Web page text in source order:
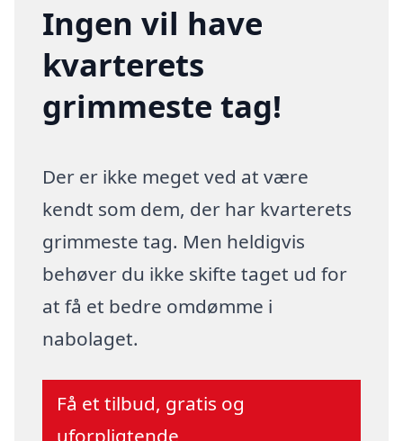
Ingen vil have
kvarterets
grimmeste tag!
Der er ikke meget ved at være
kendt som dem, der har kvarterets
grimmeste tag. Men heldigvis
behøver du ikke skifte taget ud for
at få et bedre omdømme i
nabolaget.
Få et tilbud, gratis og
uforpligtende